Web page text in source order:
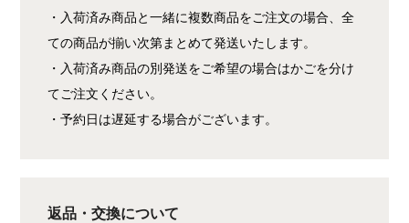
・入荷済み商品と一緒に複数商品をご注文の場合、全
ての商品が揃い次第まとめて発送いたします。
・入荷済み商品の別発送をご希望の場合はかごを分け
てご注文ください。
・予約日は遅延する場合がございます。
返品・交換について